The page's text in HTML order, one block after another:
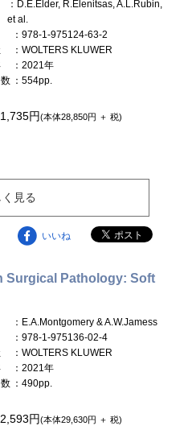
：D.E.Elder, R.Elenitsas, A.L.Rubin,
et al.
：978-1-975124-63-2
：WOLTERS KLUWER
：2021年
：554pp.
円(本体28,850円 ＋ 税)
見る
いいね
Surgical Pathology: Soft
：E.A.Montgomery & A.W.Jamess
：978-1-975136-02-4
：WOLTERS KLUWER
：2021年
：490pp.
円(本体29,630円 ＋ 税)